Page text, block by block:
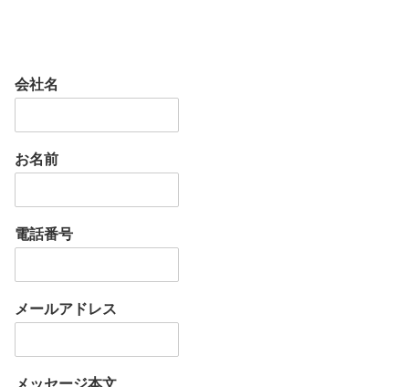
会社名
お名前
電話番号
メールアドレス
メッセージ本文